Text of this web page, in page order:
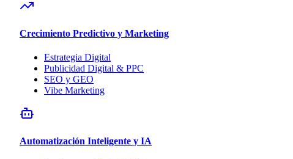
Crecimiento Predictivo y Marketing
Estrategia Digital
Publicidad Digital & PPC
SEO y GEO
Vibe Marketing
Automatización Inteligente y IA